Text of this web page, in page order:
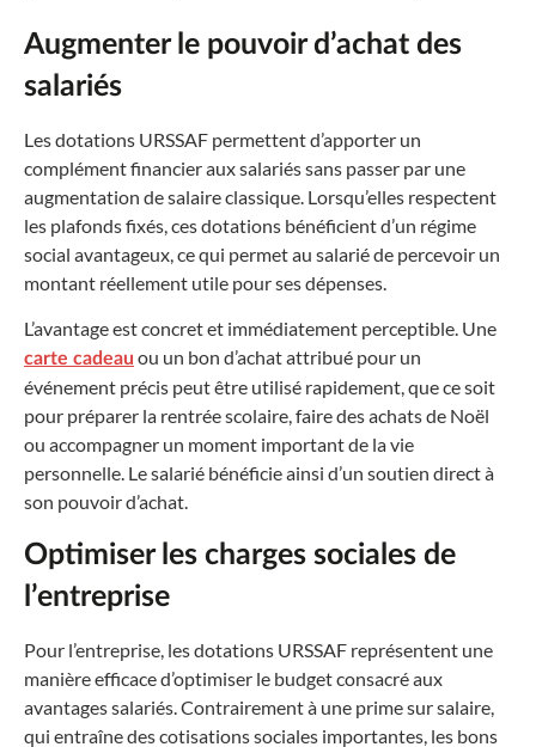
Augmenter le pouvoir d’achat des
salariés
Les dotations URSSAF permettent d’apporter un
complément financier aux salariés sans passer par une
augmentation de salaire classique. Lorsqu’elles respectent
les plafonds fixés, ces dotations bénéficient d’un régime
social avantageux, ce qui permet au salarié de percevoir un
montant réellement utile pour ses dépenses.
L’avantage est concret et immédiatement perceptible. Une
carte cadeau ou un bon d’achat attribué pour un
événement précis peut être utilisé rapidement, que ce soit
pour préparer la rentrée scolaire, faire des achats de Noël
ou accompagner un moment important de la vie
personnelle. Le salarié bénéficie ainsi d’un soutien direct à
son pouvoir d’achat.
Optimiser les charges sociales de
l’entreprise
Pour l’entreprise, les dotations URSSAF représentent une
manière efficace d’optimiser le budget consacré aux
avantages salariés. Contrairement à une prime sur salaire,
qui entraîne des cotisations sociales importantes, les bons